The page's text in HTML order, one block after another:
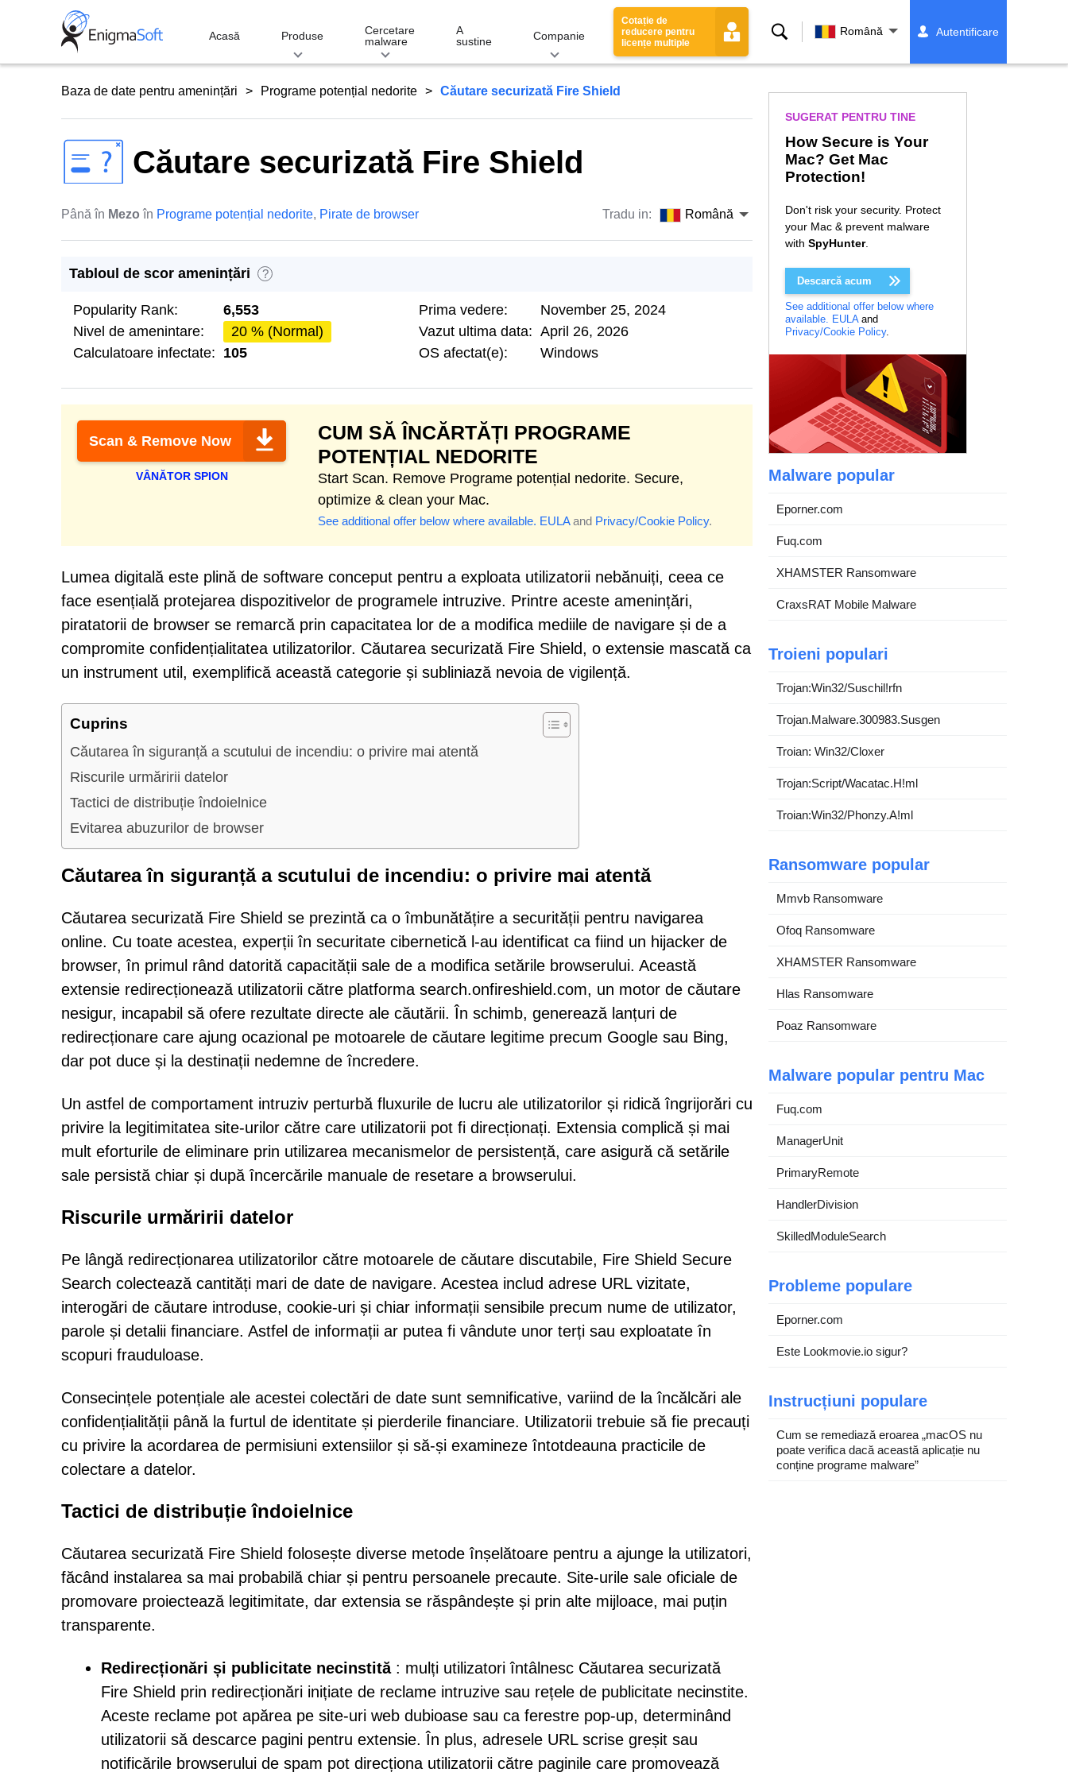
Acasă Produse
Cercetare
malware
A
sustine
Companie
Cotație de
reducere pentru
licențe multiple
Căutare Română Autentificare
Baza de date pentru amenințări Programe potențial nedorite Căutare securizată Fire Shield
Căutare securizată Fire Shield
Până în Mezo în Programe potențial nedorite, Pirate de browser Tradu in: Română
Tabloul de scor amenințări ?
Popularity Rank:
6,553
Nivel de amenintare:
20 % (Normal)
Calculatoare infectate: 105
Prima vedere:
November 25, 2024
Vazut ultima data: April 26, 2026
OS afectat(e):
Windows
Scan & Remove Now
VÂNĂTOR SPION
CUM SĂ ÎNCĂRTĂȚI PROGRAME
POTENȚIAL NEDORITE
Start Scan. Remove Programe potențial nedorite. Secure,
optimize & clean your Mac.
See additional offer below where available. EULAand Privacy/Cookie Policy.
Lumea digitală este plină de software conceput pentru a exploata utilizatorii nebănuiți, ceea ce
face esențială protejarea dispozitivelor de programele intruzive. Printre aceste amenințări,
piratatorii de browser se remarcă prin capacitatea lor de a modifica mediile de navigare și de a
compromite confidențialitatea utilizatorilor. Căutarea securizată Fire Shield, o extensie mascată ca
un instrument util, exemplifică această categorie și subliniază nevoia de vigilență.
Cuprins
Căutarea în siguranță a scutului de incendiu: o privire mai atentă
Riscurile urmăririi datelor
Tactici de distribuție îndoielnice
Evitarea abuzurilor de browser
Căutarea în siguranță a scutului de incendiu: o privire mai atentă
Căutarea securizată Fire Shield se prezintă ca o îmbunătățire a securității pentru navigarea
online. Cu toate acestea, experții în securitate cibernetică l-au identificat ca fiind un hijacker de
browser, în primul rând datorită capacității sale de a modifica setările browserului. Această
extensie redirecționează utilizatorii către platforma search.onfireshield.com, un motor de căutare
nesigur, incapabil să ofere rezultate directe ale căutării. În schimb, generează lanțuri de
redirecționare care ajung ocazional pe motoarele de căutare legitime precum Google sau Bing,
dar pot duce și la destinații nedemne de încredere.
Un astfel de comportament intruziv perturbă fluxurile de lucru ale utilizatorilor și ridică îngrijorări cu
privire la legitimitatea site-urilor către care utilizatorii pot fi direcționați. Extensia complică și mai
mult eforturile de eliminare prin utilizarea mecanismelor de persistență, care asigură că setările
sale persistă chiar și după încercările manuale de resetare a browserului.
Riscurile urmăririi datelor
Pe lângă redirecționarea utilizatorilor către motoarele de căutare discutabile, Fire Shield Secure
Search colectează cantități mari de date de navigare. Acestea includ adrese URL vizitate,
interogări de căutare introduse, cookie-uri și chiar informații sensibile precum nume de utilizator,
parole și detalii financiare. Astfel de informații ar putea fi vândute unor terți sau exploatate în
scopuri frauduloase.
Consecințele potențiale ale acestei colectări de date sunt semnificative, variind de la încălcări ale
confidențialității până la furtul de identitate și pierderile financiare. Utilizatorii trebuie să fie precauți
cu privire la acordarea de permisiuni extensiilor și să-și examineze întotdeauna practicile de
colectare a datelor.
Tactici de distribuție îndoielnice
Căutarea securizată Fire Shield folosește diverse metode înșelătoare pentru a ajunge la utilizatori,
făcând instalarea sa mai probabilă chiar și pentru persoanele precaute. Site-urile sale oficiale de
promovare proiectează legitimitate, dar extensia se răspândește și prin alte mijloace, mai puțin
transparente.
Redirecționări și publicitate necinstită: mulți utilizatori întâlnesc Căutarea securizată
Fire Shield prin redirecționări inițiate de reclame intruzive sau rețele de publicitate necinstite.
Aceste reclame pot apărea pe site-uri web dubioase sau ca ferestre pop-up, determinând
utilizatorii să descarce pagini pentru extensie. În plus, adresele URL scrise greșit sau
notificările browserului de spam pot direcționa utilizatorii către paginile care promovează
SUGERAT PENTRU TINE
How Secure is Your
Mac? Get Mac
Protection!
Don't risk your security. Protect
your Mac & prevent malware
with SpyHunter.
Descarcă acum
See additional offer below where
available. EULAand
Privacy/Cookie Policy.
Malware popular
Eporner.com
Fuq.com
XHAMSTER Ransomware
CraxsRAT Mobile Malware
Troieni populari
Trojan:Win32/Suschil!rfn
Trojan.Malware.300983.Susgen
Troian: Win32/Cloxer
Trojan:Script/Wacatac.H!ml
Troian:Win32/Phonzy.A!ml
Ransomware popular
Mmvb Ransomware
Ofoq Ransomware
XHAMSTER Ransomware
Hlas Ransomware
Poaz Ransomware
Malware popular pentru Mac
Fuq.com
ManagerUnit
PrimaryRemote
HandlerDivision
SkilledModuleSearch
Probleme populare
Eporner.com
Este Lookmovie.io sigur?
Instrucțiuni populare
Cum se remediază eroarea „macOS nu
poate verifica dacă această aplicație nu
conține programe malware”